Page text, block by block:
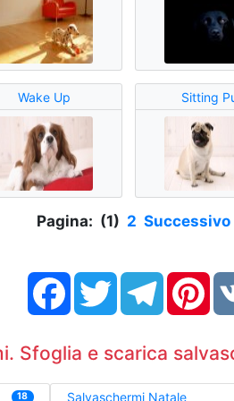
Wake Up Sitting
Pagina: (1) 2 Successivo
FacebookTwitter Telegram
Sfoglia e scarica
18 Salvaschermi Natale